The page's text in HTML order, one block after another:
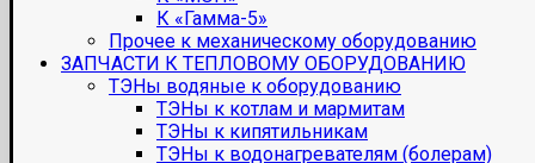
К «Гамма-5»
Прочее к механическому оборудованию
ЗАПЧАСТИ К ТЕПЛОВОМУ ОБОРУДОВАНИЮ
ТЭНы водяные к оборудованию
ТЭНы к котлам и мармитам
ТЭНы к кипятильникам
ТЭНы к водонагревателям (болерам)